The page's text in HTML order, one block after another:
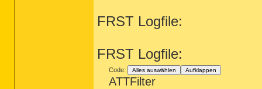
FRST Logfile:
FRST Logfile:
Code: Alles auswählen Aufklappen
ATTFilter